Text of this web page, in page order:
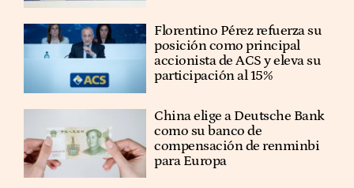
Florentino Pérez refuerza su
posición como principal
accionista de ACS y eleva su
participación al 15%
China elige a Deutsche Bank
como su banco de
compensación de renminbi
para Europa